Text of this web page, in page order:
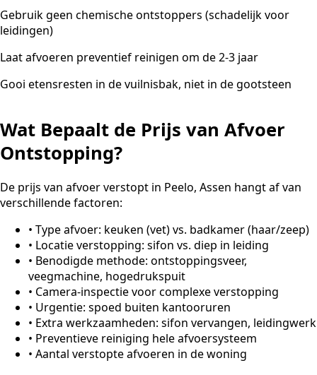
Gebruik geen chemische ontstoppers (schadelijk voor
leidingen)
Laat afvoeren preventief reinigen om de 2-3 jaar
Gooi etensresten in de vuilnisbak, niet in de gootsteen
Wat Bepaalt de Prijs van Afvoer
Ontstopping?
De prijs van afvoer verstopt in Peelo, Assen hangt af van
verschillende factoren:
• Type afvoer: keuken (vet) vs. badkamer (haar/zeep)
• Locatie verstopping: sifon vs. diep in leiding
• Benodigde methode: ontstoppingsveer,
veegmachine, hogedrukspuit
• Camera-inspectie voor complexe verstopping
• Urgentie: spoed buiten kantooruren
• Extra werkzaamheden: sifon vervangen, leidingwerk
• Preventieve reiniging hele afvoersysteem
• Aantal verstopte afvoeren in de woning